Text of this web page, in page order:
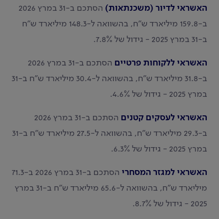
האשראי לדיור (משכנתאות)
הסתכם ב-31 במרץ 2026
ב-159.8 מיליארד ש"ח, בהשוואה ל-148.3 מיליארד ש"ח
ב-31 במרץ 2025 - גידול של 7.8%.
האשראי ללקוחות פרטיים
הסתכם ב-31 במרץ 2026
ב-31.8 מיליארד ש"ח, בהשוואה ל-30.4 מיליארד ש"ח ב-31
במרץ 2025 - גידול של 4.6%.
האשראי לעסקים קטנים
הסתכם ב-31 במרץ 2026
ב-29.3 מיליארד ש"ח, בהשוואה ל-27.5 מיליארד ש"ח ב-31
במרץ 2025 - גידול של 6.3%.
האשראי למגזר המסחרי
הסתכם ב-31 במרץ 2026 ב-71.3
מיליארד ש"ח, בהשוואה ל-65.6 מיליארד ש"ח ב-31 במרץ
2025 - גידול של 8.7%.